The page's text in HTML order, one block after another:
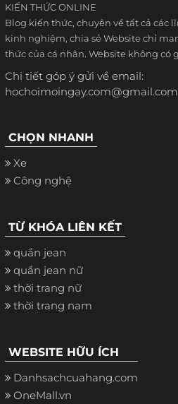
KIẾN THỨC ONLINE
Blog kiến thức, chuyên về tất cả các
kinh nghiệm, chia sẻ Website chỉ
thức của cá nhân. Website không có
Chi tiết góp ý gửi về email:
hochoimoingay.com@gmail.com
CHỌN NHANH
Xe
Công nghệ
TỪ KHÓA LIÊN KẾT
quần jean
quần jean nữ
thời trang nữ
thời trang nam
WEBSITE HỮU ÍCH
Danhsachcuahang.com
OneMall.vn